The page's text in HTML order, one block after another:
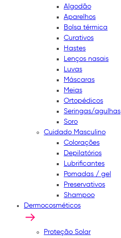
Algodão
Aparelhos
Bolsa térmica
Curativos
Hastes
Lenços nasais
Luvas
Máscaras
Meias
Ortopédicos
Seringas/agulhas
Soro
Cuidado Masculino
Colorações
Depilatórios
Lubrificantes
Pomadas / gel
Preservativos
Shampoo
Dermocosméticos
Proteção Solar